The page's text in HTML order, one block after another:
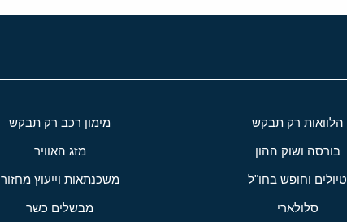
הלוואות רק תבקש מימון רכב רק תבקש
בורסה ושוק ההון מזג האוויר
טיולים וחופש בחו"ל משכנתאות וייעוץ מחזור
סלולארי מבשלים כשר